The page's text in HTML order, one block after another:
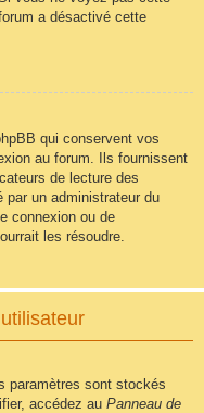
a désactivé cette
qui conservent vos
au forum. Ils fournissent
de lecture des
un administrateur du
connexion ou de
les résoudre.
paramètres sont stockés
accédez au Panneau de